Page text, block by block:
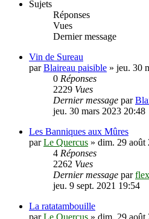
Sujets
Réponses
Vues
Dernier message
Vin de Sureau
parBlaireau paisible » jeu. 30
0 Réponses
2229 Vues
Dernier message par
jeu. 30 mars 2023 20:48
Les Banniques aux Mûres
parLe Quercus » dim. 29 août
4 Réponses
2262 Vues
Dernier message par
jeu. 9 sept. 2021 19:54
La ratatambouille
parLe Quercus » dim. 29 août